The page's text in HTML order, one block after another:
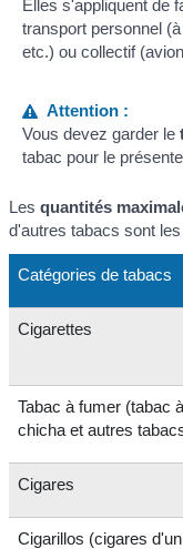
Elles s'appliquent de
transport personnel
etc.) ou collectif
Attention :
Vous devez garder le
tabac pour le
Lesquantités
d'autres tabacs sont
Catégories de tabacs
Cigarettes
Tabac à fumer (tabac
chicha et autres
Cigares
Cigarillos (cigares